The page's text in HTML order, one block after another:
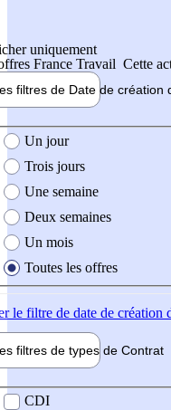
uniquement
France Travail Cette
filtres de Date de création
création de l'offre
Un jour
Trois jours
Une semaine
Deux semaines
Un mois
Toutes les offres
le filtre de date de création
filtres de types de Contrat
contrat
CDI